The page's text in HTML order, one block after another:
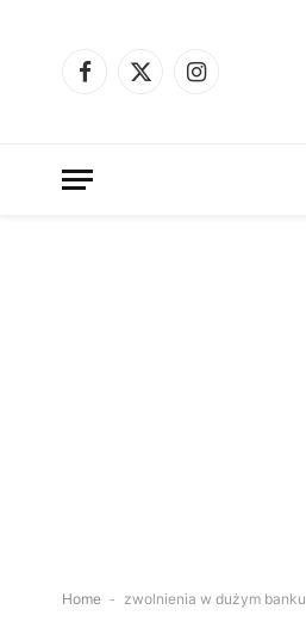
Facebook
X
Instagram
Home - zwolnienia w dużym banku